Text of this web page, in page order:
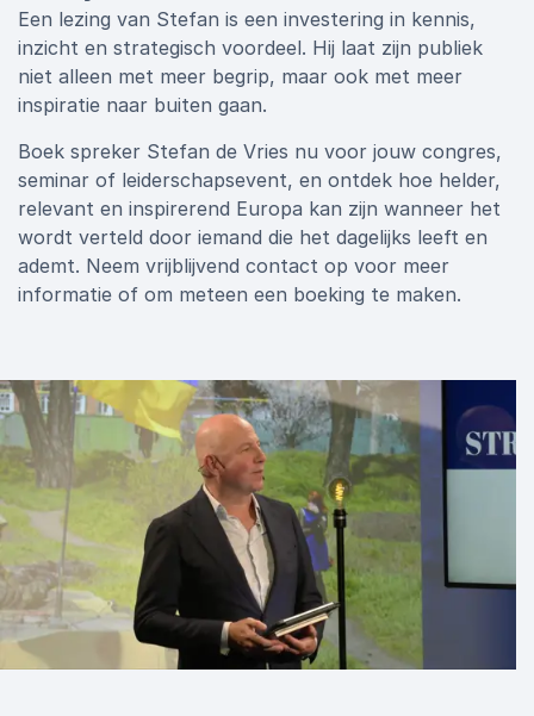
Een lezing van Stefan is een investering in kennis,
inzicht en strategisch voordeel. Hij laat zijn publiek
niet alleen met meer begrip, maar ook met meer
inspiratie naar buiten gaan.
Boek spreker Stefan de Vries nu voor jouw congres,
seminar of leiderschapsevent, en ontdek hoe helder,
relevant en inspirerend Europa kan zijn wanneer het
wordt verteld door iemand die het dagelijks leeft en
ademt. Neem vrijblijvend contact op voor meer
informatie of om meteen een boeking te maken.